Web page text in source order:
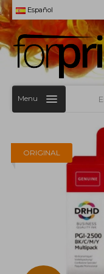
Español
Menu
ORIGINAL